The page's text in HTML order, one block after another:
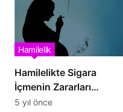
Hamilelikte Sigara
İçmenin Zararları
Nelerdir?
Hamilelik
5 yıl önce